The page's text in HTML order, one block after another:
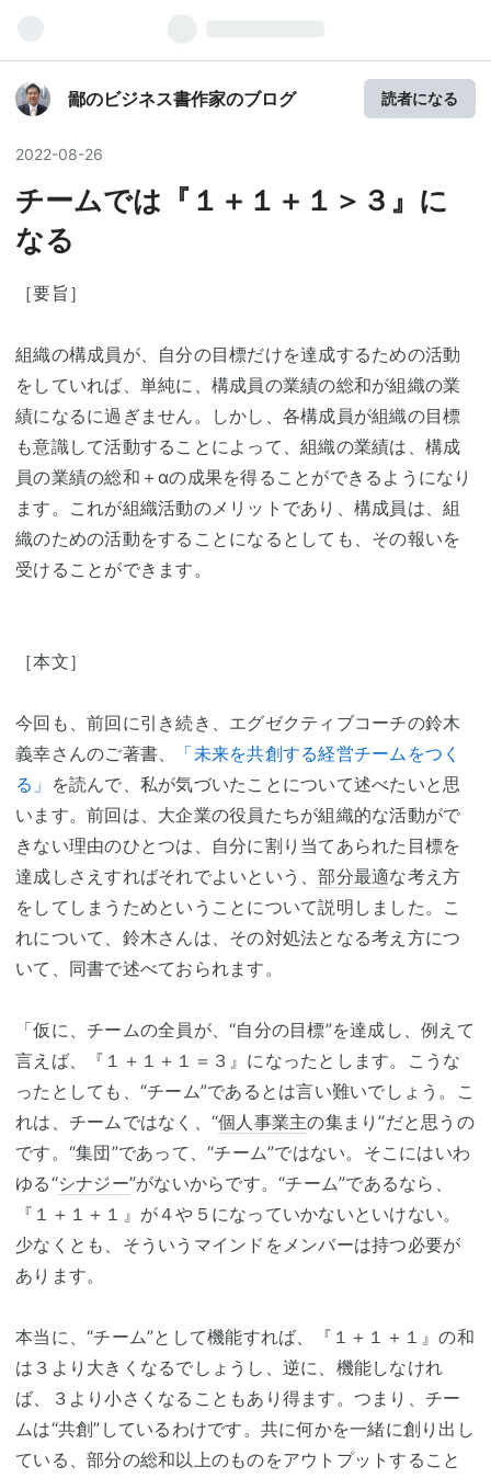
鄙のビジネス書作家のブログ 読者になる
2022-08-26
チームでは『１＋１＋１＞３』に
なる
［要旨］
組織の構成員が、自分の目標だけを達成するための活動
をしていれば、単純に、構成員の業績の総和が組織の業
績になるに過ぎません。しかし、各構成員が組織の目標
も意識して活動することによって、組織の業績は、構成
員の業績の総和＋αの成果を得ることができるようになり
ます。これが組織活動のメリットであり、構成員は、組
織のための活動をすることになるとしても、その報いを
受けることができます。
［本文］
今回も、前回に引き続き、エグゼクティブコーチの鈴木
義幸さんのご著書、
「未来を共創する経営チームをつく
る」 を読んで、私が気づいたことについて述べたいと思
います。前回は、大企業の役員たちが組織的な活動がで
きない理由のひとつは、自分に割り当てあられた目標を
達成しさえすればそれでよいという、部分最適な考え方
をしてしまうためということについて説明しました。こ
れについて、鈴木さんは、その対処法となる考え方につ
いて、同書で述べておられます。
「仮に、チームの全員が、“自分の目標”を達成し、例えて
言えば、『１＋１＋１＝３』になったとします。こうな
ったとしても、“チーム”であるとは言い難いでしょう。こ
れは、チームではなく、“個人事業主の集まり”だと思うの
です。“集団”であって、“チーム”ではない。そこにはいわ
ゆる“シナジー”がないからです。“チーム”であるなら、
『１＋１＋１』が４や５になっていかないといけない。
少なくとも、そういうマインドをメンバーは持つ必要が
あります。
本当に、“チーム”として機能すれば、『１＋１＋１』の和
は３より大きくなるでしょうし、逆に、機能しなけれ
ば、３より小さくなることもあり得ます。つまり、チー
ムは“共創”しているわけです。共に何かを一緒に創り出し
ている、部分の総和以上のものをアウトプットすること